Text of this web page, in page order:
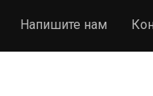
Напишите нам